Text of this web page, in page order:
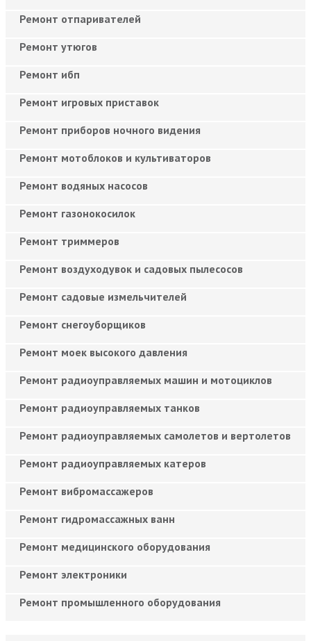
Ремонт отпаривателей
Ремонт утюгов
Ремонт ибп
Ремонт игровых приставок
Ремонт приборов ночного видения
Ремонт мотоблоков и культиваторов
Ремонт водяных насосов
Ремонт газонокосилок
Ремонт триммеров
Ремонт воздуходувок и садовых пылесосов
Ремонт садовые измельчителей
Ремонт снегоуборщиков
Ремонт моек высокого давления
Ремонт радиоуправляемых машин и мотоциклов
Ремонт радиоуправляемых танков
Ремонт радиоуправляемых самолетов и вертолетов
Ремонт радиоуправляемых катеров
Ремонт вибромассажеров
Ремонт гидромассажных ванн
Ремонт медицинского оборудования
Ремонт электроники
Ремонт промышленного оборудования